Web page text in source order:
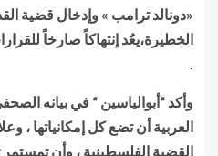
«دونالد ترامب » وإدخال قضية
الخطيرة،يعُد إنتهاكاً صارخاً
وأكد “أبوالياسين “ في بيانه
العربية أن تضع كل إمكانياتها ،
القضية الفلسطينية ، وأن